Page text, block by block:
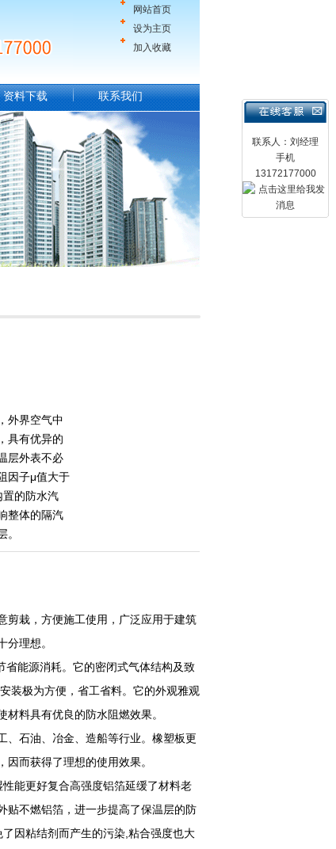
网站首页
设为主页
加入收藏
联系人：刘经理
手机
13172177000
资料下载 联系我们
外界空气中
具有优异的
层外表不必
因子μ值大于
的防水汽
整体的隔汽
。
剪栽，方便施工使用，广泛应用于建筑
理想。
能源消耗。它的密闭式气体结构及致
装极为方便，省工省料。它的外观雅观
料具有优良的防水阻燃效果。
、石油、冶金、造船等行业。橡塑板更
而获得了理想的使用效果。
能更好复合高强度铝箔延缓了材料老
贴不燃铝箔，进一步提高了保温层的防
因粘结剂而产生的污染,粘合强度也大